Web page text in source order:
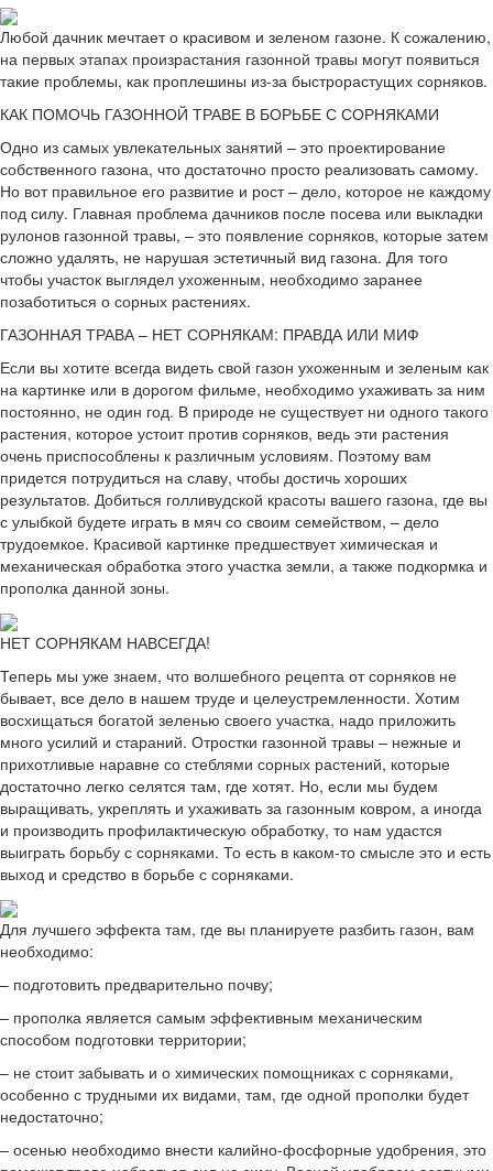
Любой дачник мечтает о красивом и зеленом газоне. К сожалению,
на первых этапах произрастания газонной травы могут появиться
такие проблемы, как проплешины из-за быстрорастущих сорняков.
КАК ПОМОЧЬ ГАЗОННОЙ ТРАВЕ В БОРЬБЕ С СОРНЯКАМИ
Одно из самых увлекательных занятий – это проектирование
собственного газона, что достаточно просто реализовать самому.
Но вот правильное его развитие и рост – дело, которое не каждому
под силу. Главная проблема дачников после посева или выкладки
рулонов газонной травы, – это появление сорняков, которые затем
сложно удалять, не нарушая эстетичный вид газона. Для того
чтобы участок выглядел ухоженным, необходимо заранее
позаботиться о сорных растениях.
ГАЗОННАЯ ТРАВА – НЕТ СОРНЯКАМ: ПРАВДА ИЛИ МИФ
Если вы хотите всегда видеть свой газон ухоженным и зеленым как
на картинке или в дорогом фильме, необходимо ухаживать за ним
постоянно, не один год. В природе не существует ни одного такого
растения, которое устоит против сорняков, ведь эти растения
очень приспособлены к различным условиям. Поэтому вам
придется потрудиться на славу, чтобы достичь хороших
результатов. Добиться голливудской красоты вашего газона, где вы
с улыбкой будете играть в мяч со своим семейством, – дело
трудоемкое. Красивой картинке предшествует химическая и
механическая обработка этого участка земли, а также подкормка и
прополка данной зоны.
НЕТ СОРНЯКАМ НАВСЕГДА!
Теперь мы уже знаем, что волшебного рецепта от сорняков не
бывает, все дело в нашем труде и целеустремленности. Хотим
восхищаться богатой зеленью своего участка, надо приложить
много усилий и стараний. Отростки газонной травы – нежные и
прихотливые наравне со стеблями сорных растений, которые
достаточно легко селятся там, где хотят. Но, если мы будем
выращивать, укреплять и ухаживать за газонным ковром, а иногда
и производить профилактическую обработку, то нам удастся
выиграть борьбу с сорняками. То есть в каком-то смысле это и есть
выход и средство в борьбе с сорняками.
Для лучшего эффекта там, где вы планируете разбить газон, вам
необходимо:
– подготовить предварительно почву;
– прополка является самым эффективным механическим
способом подготовки территории;
– не стоит забывать и о химических помощниках с сорняками,
особенно с трудными их видами, там, где одной прополки будет
недостаточно;
– осенью необходимо внести калийно-фосфорные удобрения, это